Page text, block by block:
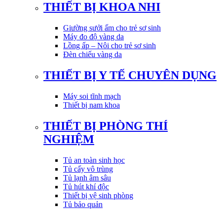
THIẾT BỊ KHOA NHI
Giường sưởi ấm cho trẻ sơ sinh
Máy đo độ vàng da
Lồng ấp – Nôi cho trẻ sơ sinh
Đèn chiếu vàng da
THIẾT BỊ Y TẾ CHUYÊN DỤNG
Máy soi tĩnh mạch
Thiết bị nam khoa
THIẾT BỊ PHÒNG THÍ
NGHIỆM
Tủ an toàn sinh học
Tủ cấy vô trùng
Tủ lạnh âm sâu
Tủ hút khí độc
Thiết bị vệ sinh phòng
Tủ bảo quản